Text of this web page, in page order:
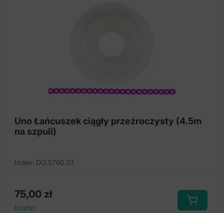
Uno Łańcuszek ciągły przeźroczysty (4.5m
na szpuli)
Index: DO.5760.01
75,00 zł
brutto